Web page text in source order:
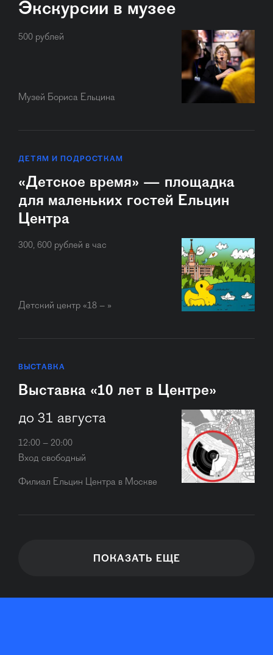
Экскурсии в музее
500 рублей
Музей Бориса Ельцина
ДЕТЯМ И ПОДРОСТКАМ
«Детское время» — площадка
для маленьких гостей Ельцин
Центра
300, 600 рублей в час
Детский центр «18 – »
ВЫСТАВКА
Выставка «10 лет в Центре»
до 31 августа
12:00 – 20:00
Вход свободный
Филиал Ельцин Центра в Москве
ПОКАЗАТЬ ЕЩЕ